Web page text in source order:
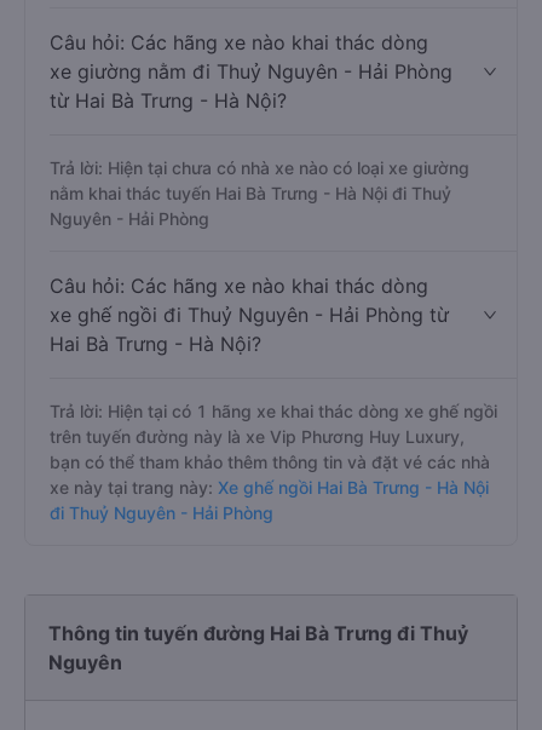
Câu hỏi: Các hãng xe nào khai thác dòng
xe giường nằm đi Thuỷ Nguyên - Hải Phòng
từ Hai Bà Trưng - Hà Nội?
Trả lời: Hiện tại chưa có nhà xe nào có loại xe giường
nằm khai thác tuyến Hai Bà Trưng - Hà Nội đi Thuỷ
Nguyên - Hải Phòng
Câu hỏi: Các hãng xe nào khai thác dòng
xe ghế ngồi đi Thuỷ Nguyên - Hải Phòng từ
Hai Bà Trưng - Hà Nội?
Trả lời: Hiện tại có 1 hãng xe khai thác dòng xe ghế ngồi
trên tuyến đường này là xe Vip Phương Huy Luxury,
bạn có thể tham khảo thêm thông tin và đặt vé các nhà
xe này tại trang này: Xe ghế ngồi Hai Bà Trưng - Hà Nội
đi Thuỷ Nguyên - Hải Phòng
Thông tin tuyến đường Hai Bà Trưng đi Thuỷ
Nguyên